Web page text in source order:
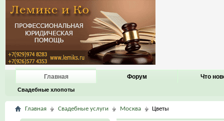
Главная
Свадебные хлопоты
Форум Что
Главная Свадебные услуги Москва Цветы